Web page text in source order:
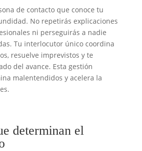
de contacto que conoce tu
No repetirás explicaciones
ni perseguirás a nadie
Tu interlocutor único coordina
resuelve imprevistos y te
del avance. Esta gestión
malentendidos y acelera la
determinan el